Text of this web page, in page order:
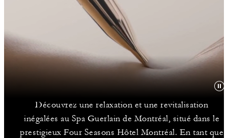
Découvrez une relaxation et une revitalisation
inégalées au Spa Guerlain de Montréal, situé dans le
prestigieux Four Seasons Hôtel Montréal. En tant que